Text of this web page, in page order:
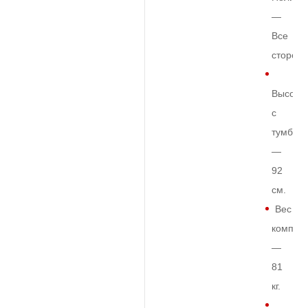
—
Все
Высота
с
тумбой
—
92
см.
Вес
—
81
кг.